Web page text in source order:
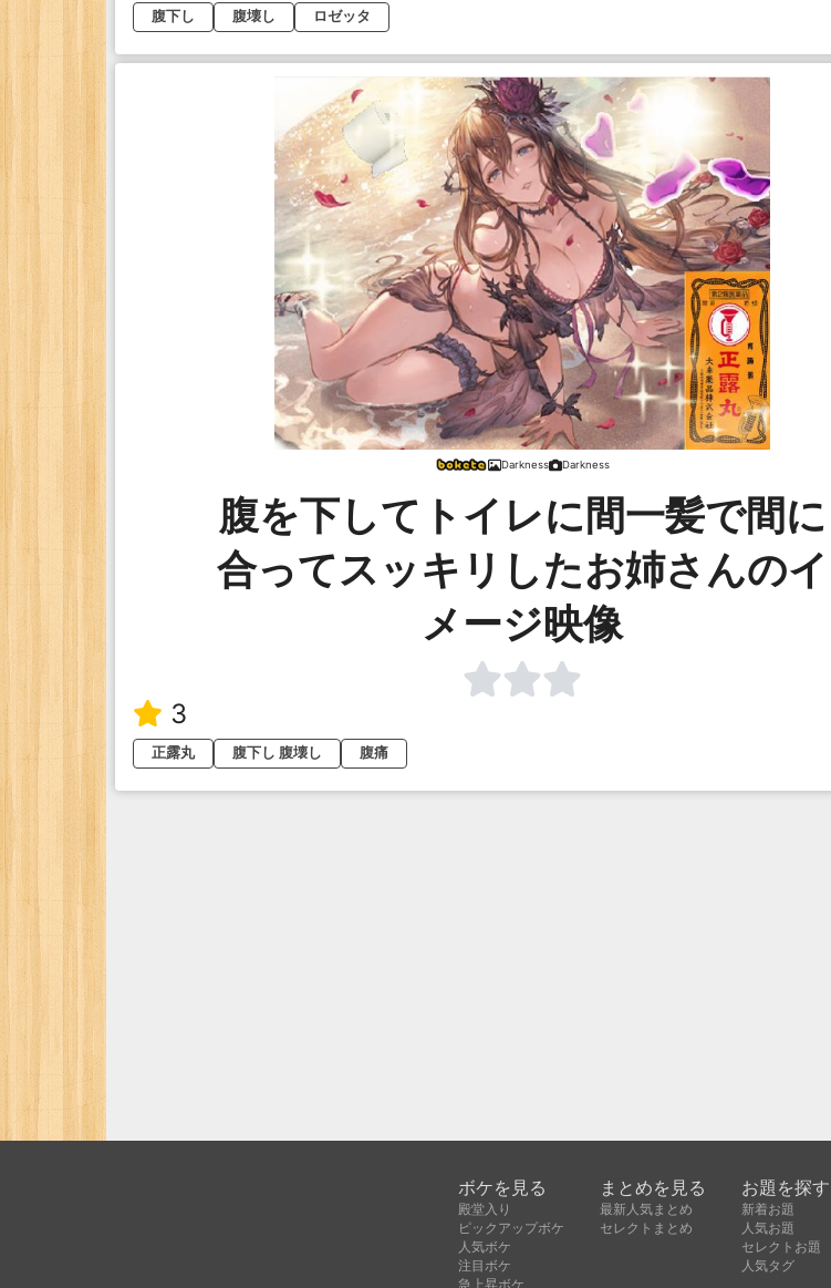
腹下し
腹壊し ロゼッタ
Darkness Darkness
腹を下してトイレに間一髪で間に
合ってスッキリしたお姉さんのイ
メージ映像
3
正露丸
腹下し 腹壊し 腹痛
ボケを見る
殿堂入り
ピックアップボケ
人気ボケ
注目ボケ
急上昇ボケ
まとめを見る
最新人気まとめ
セレクトまとめ
お題を探す
新着お題
人気お題
セレクトお題
人気タグ